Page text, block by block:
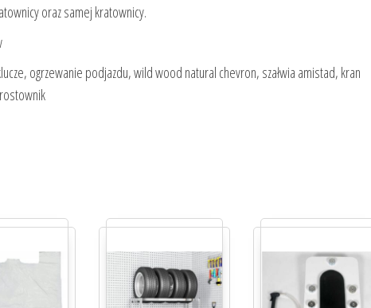
oraz samej kratownicy.
ogrzewanie podjazdu, wild wood natural chevron, szałwia amistad, kran